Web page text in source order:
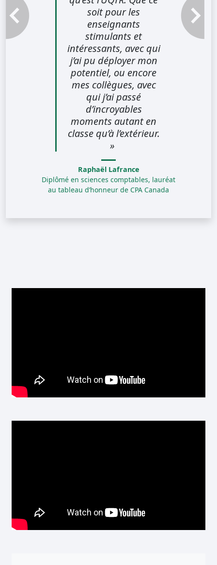
soit pour les
enseignants
stimulants et
intéressants, avec qui
j’ai pu déployer mon
potentiel, ou encore
mes collègues, avec
qui j’ai passé
d’incroyables
moments autant en
classe qu’à l’extérieur.
»
Raphaël Lafrance
Diplômé en sciences comptables, lauréat
au tableau d’honneur de CPA Canada
Témoignage précédent